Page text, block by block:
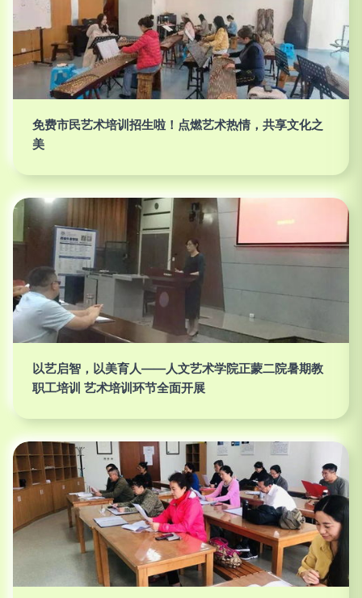
免费市民艺术培训招生啦！点燃艺术热情，共享文化之
美
以艺启智，以美育人——人文艺术学院正蒙二院暑期教
职工培训 艺术培训环节全面开展